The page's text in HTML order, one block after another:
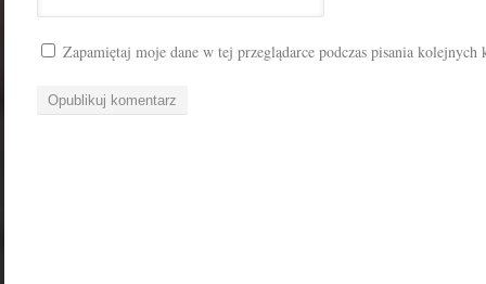
Zapamiętaj moje dane w tej przeglądarce podczas pisania kolejnych